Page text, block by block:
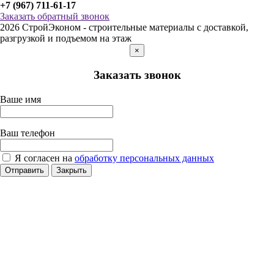
+7 (967) 711-61-17
Заказать обратный звонок
2026 СтройЭконом - строительные материалы с доставкой,
разгрузкой и подъемом на этаж
×
Заказать звонок
Ваше имя
Ваш телефон
Я согласен на обработку персональных данных
Отправить Закрыть